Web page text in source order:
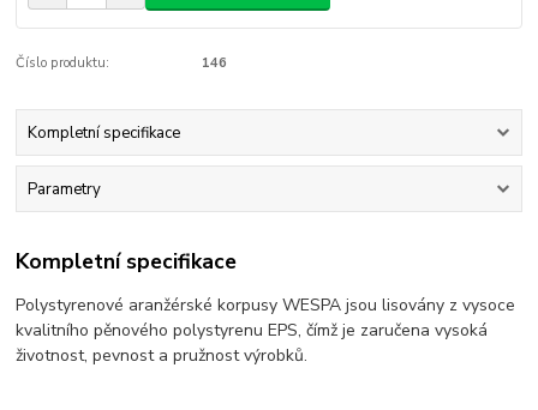
Číslo produktu: 146
Kompletní specifikace
Parametry
Kompletní specifikace
Polystyrenové aranžérské korpusy WESPA jsou lisovány z vysoce
kvalitního pěnového polystyrenu EPS, čímž je zaručena vysoká
životnost, pevnost a pružnost výrobků.